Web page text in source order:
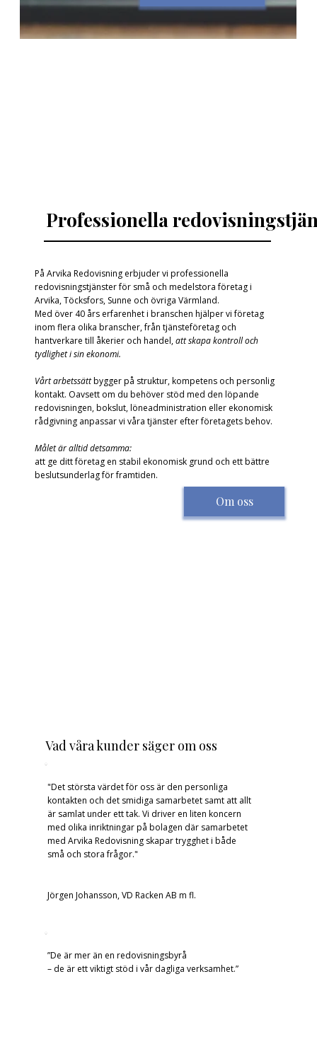
Professionella
På Arvika Redovisning erbjuder vi professionella
redovisningstjänster för små och medelstora företag i
Arvika, Töcksfors, Sunne och övriga Värmland.
Med över 40 års erfarenhet i branschen hjälper vi företag
inom flera olika branscher, från tjänsteföretag och
hantverkare till åkerier och handel,att skapa kontroll och
tydlighet i sin ekonomi.
Vårt arbetssättbygger på struktur, kompetens och personlig
kontakt. Oavsett om du behöver stöd med den löpande
redovisningen, bokslut, löneadministration eller ekonomisk
rådgivning anpassar vi våra tjänster efter företagets behov.
Målet är alltid detsamma:
att ge ditt företag en stabil ekonomisk grund och ett bättre
beslutsunderlag för framtiden.
Om oss
Vad våra kunder säger om oss
"Det största värdet för oss är den personliga
kontakten och det smidiga samarbetet samt att allt
är samlat under ett tak. Vi driver en liten koncern
med olika inriktningar på bolagen där samarbetet
med Arvika Redovisning skapar trygghet i både
små och stora frågor."
Jörgen Johansson, VD Racken AB m fl.
”De är mer än en redovisningsbyrå
– de är ett viktigt stöd i vår dagliga verksamhet.”